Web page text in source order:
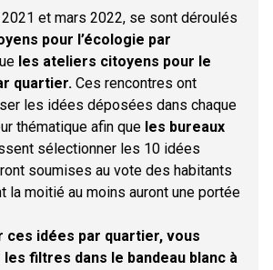
et mars 2022, se sont déroulés
pour l’écologie par
les ateliers citoyens pour le
quartier. Ces rencontres ont
les idées déposées dans chaque
thématique afin que les bureaux
sélectionner les 10 idées
soumises au vote des habitants
la moitié au moins auront une portée
idées par quartier, vous
filtres dans le bandeau blanc à